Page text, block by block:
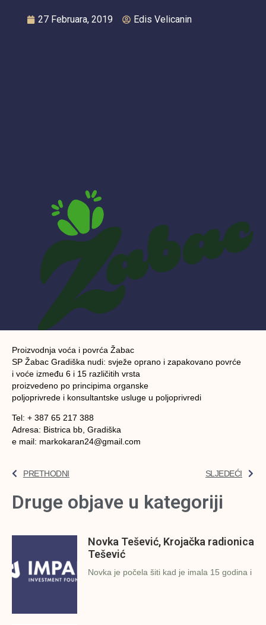
27 Februara, 2019 Edis Velicanin
Proizvodnja voća i povrća Žabac
SP Žabac Gradiška nudi: svježe oprano i zapakovano povrće
i voće između 6 i 15 različitih vrsta
proizvedeno po principima organske
poljoprivrede i konsultantske usluge u poljoprivredi
Tel: + 387 65 217 388
Adresa: Bistrica bb, Gradiška
e mail: markokaran24@gmail.com
PRETHODNI SLJEDEĆI
Druge objave u kategoriji
Novka Tešević, Krojačka radionica
Tešević
Novka je počela šiti kad je imala 15 godina i